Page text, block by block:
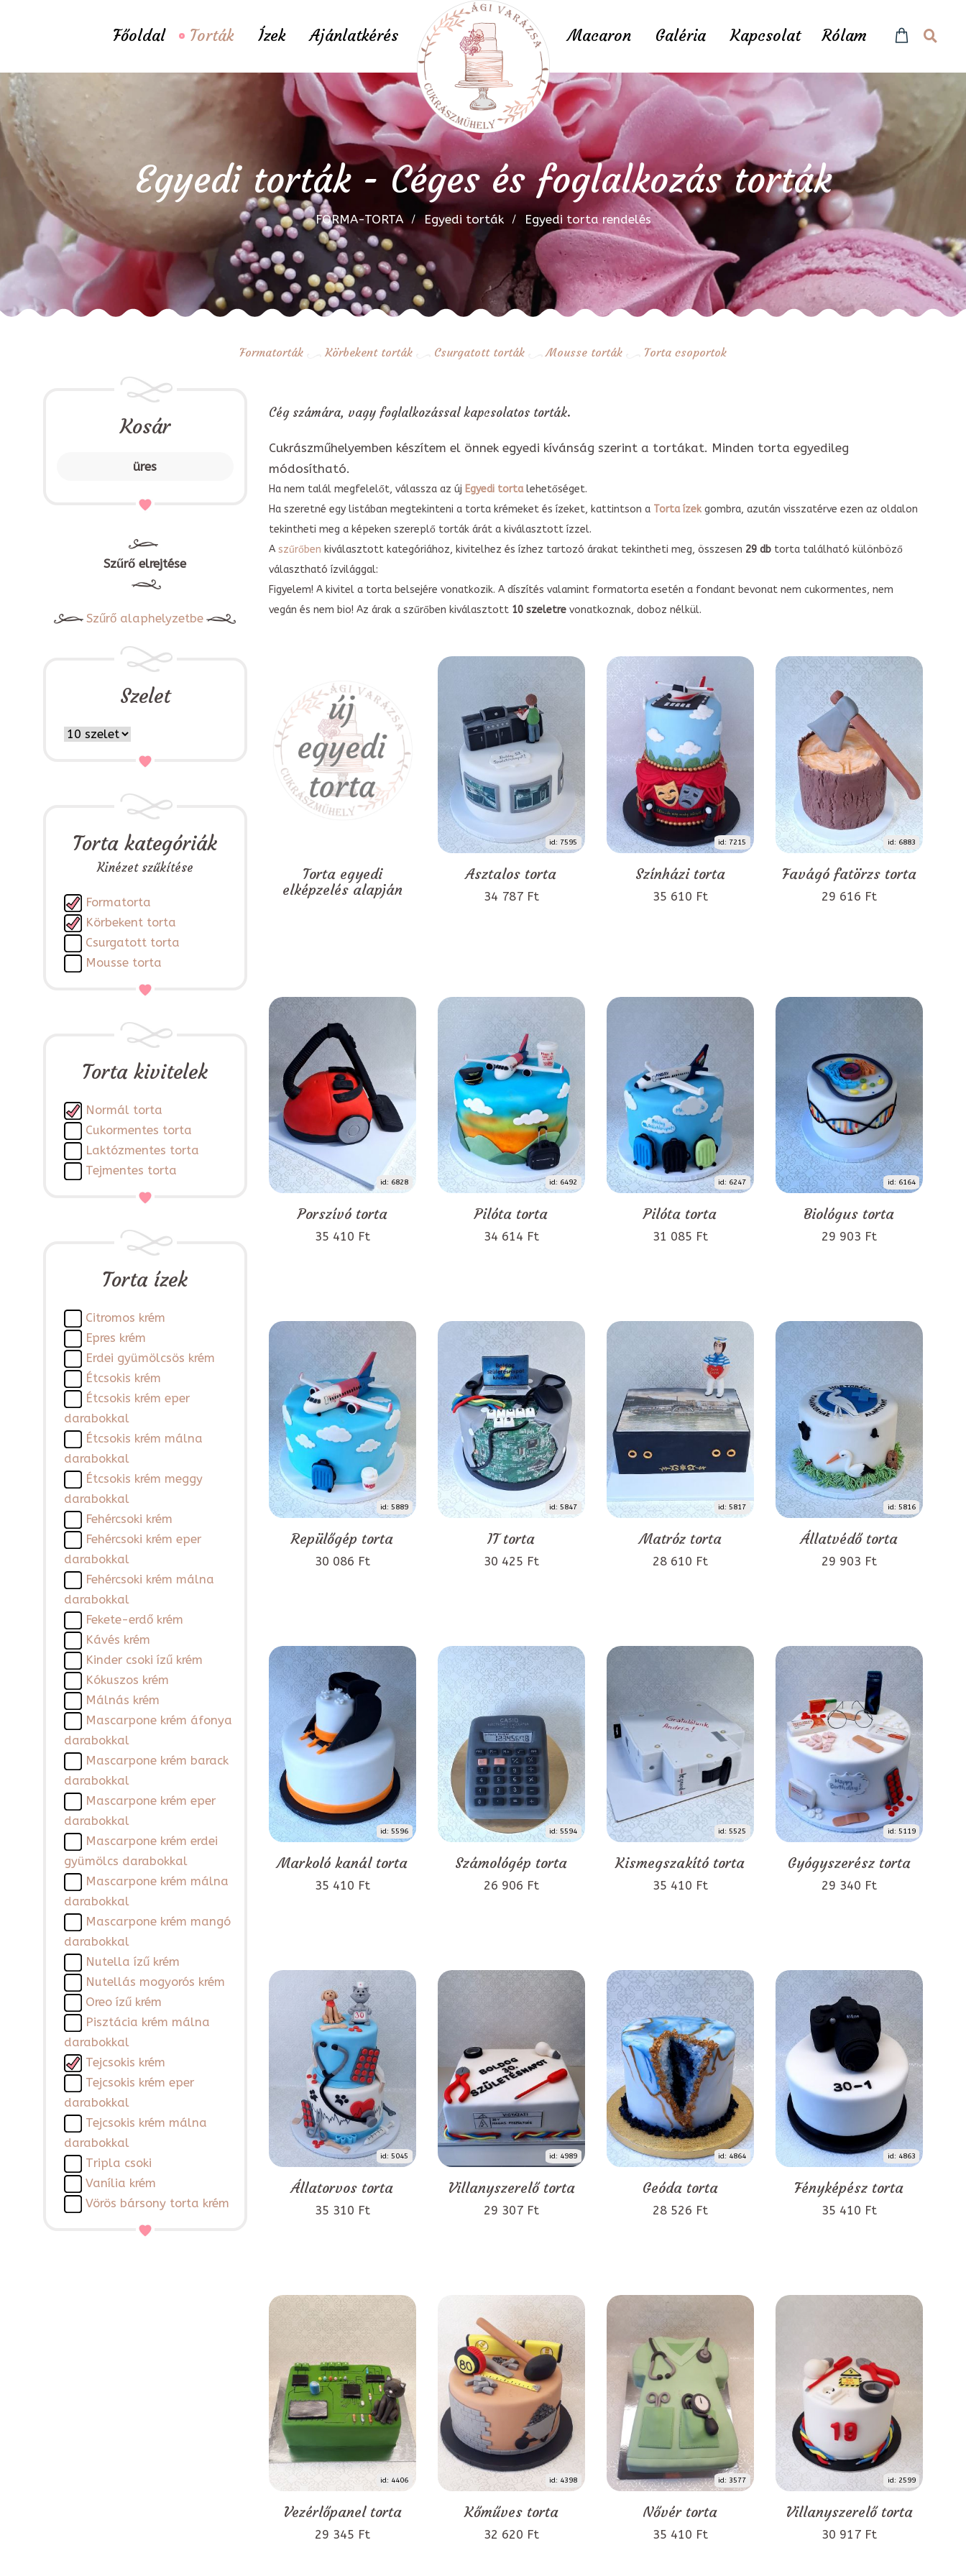
Főoldal Torták Ízek Ajánlatkérés Macaron Galéria Kapcsolat Rólam
Egyedi torták - Céges és foglalkozás torták
FORMA-TORTA Egyedi torták Egyedi torta rendelés
Formatorták Körbekent torták Csurgatott torták Mousse torták Torta csoportok
Kosár
üres
Szűrő elrejtése
Szűrő alaphelyzetbe
Szelet
Torta kategóriák
Kinézet szűkítése
Formatorta
Körbekent torta
Csurgatott torta
Mousse torta
Torta kivitelek
Normál torta
Cukormentes torta
Laktózmentes torta
Tejmentes torta
Torta ízek
Citromos krém
Epres krém
Erdei gyümölcsös krém
Étcsokis krém
Étcsokis krém eper
darabokkal
Étcsokis krém málna
darabokkal
Étcsokis krém meggy
darabokkal
Fehércsoki krém
Fehércsoki krém eper
darabokkal
Fehércsoki krém málna
darabokkal
Fekete-erdő krém
Kávés krém
Kinder csoki ízű krém
Kókuszos krém
Málnás krém
Mascarpone krém áfonya
darabokkal
Mascarpone krém barack
darabokkal
Mascarpone krém eper
darabokkal
Mascarpone krém erdei
gyümölcs darabokkal
Mascarpone krém málna
darabokkal
Mascarpone krém mangó
darabokkal
Nutella ízű krém
Nutellás mogyorós krém
Oreo ízű krém
Pisztácia krém málna
darabokkal
Tejcsokis krém
Tejcsokis krém eper
darabokkal
Tejcsokis krém málna
darabokkal
Tripla csoki
Vanília krém
Vörös bársony torta krém
Cég számára, vagy foglalkozással kapcsolatos torták.
Cukrászműhelyemben készítem el önnek egyedi kívánság szerint a tortákat. Minden torta egyedileg
módosítható.
Ha nem talál megfelelőt, válassza az új Egyedi tortalehetőséget.
Ha szeretné egy listában megtekinteni a torta krémeket és ízeket, kattintson a Torta ízekgombra, azután visszatérve ezen az oldalon
tekintheti meg a képeken szereplő torták árát a kiválasztott ízzel.
A szűrőben kiválasztott kategóriához, kivitelhez és ízhez tartozó árakat tekintheti meg, összesen 29 dbtorta található különböző
választható ízvilággal:
Figyelem! A kivitel a torta belsejére vonatkozik. A díszítés valamint formatorta esetén a fondant bevonat nem cukormentes, nem
vegán és nem bio! Az árak a szűrőben kiválasztott 10 szeletrevonatkoznak, doboz nélkül.
Torta egyedi
elképzelés alapján
id: 7595
Asztalos torta
34 787 Ft
id: 7215
Színházi torta
35 610 Ft
id: 6883
Favágó fatörzs torta
29 616 Ft
id: 6828
Porszívó torta
35 410 Ft
id: 6492
Pilóta torta
34 614 Ft
id: 6247
Pilóta torta
31 085 Ft
id: 6164
Biológus torta
29 903 Ft
id: 5889
Repülőgép torta
30 086 Ft
id: 5847
IT torta
30 425 Ft
id: 5817
Matróz torta
28 610 Ft
id: 5816
Állatvédő torta
29 903 Ft
id: 5596
Markoló kanál torta
35 410 Ft
id: 5594
Számológép torta
26 906 Ft
id: 5525
Kismegszakító torta
35 410 Ft
id: 5119
Gyógyszerész torta
29 340 Ft
id: 5045
Állatorvos torta
35 310 Ft
id: 4989
Villanyszerelő torta
29 307 Ft
id: 4864
Geóda torta
28 526 Ft
id: 4863
Fényképész torta
35 410 Ft
id: 4406
Vezérlőpanel torta
29 345 Ft
id: 4398
Kőműves torta
32 620 Ft
id: 3577
Nővér torta
35 410 Ft
id: 2599
Villanyszerelő torta
30 917 Ft